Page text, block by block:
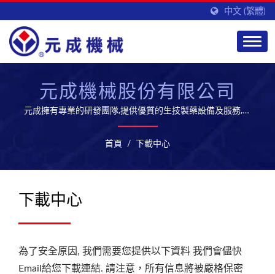
中文 (繁體)
元成機械股份有限公司
元成擁有專業的研發團隊,提供優質的生技製藥設備及服務,開
拓全球市場
首頁 / 下載中心
下載中心
為了安全原因, 我們需要您提供以下資料 我們會儘快
Email給您下載連結. 請注意，所有信息將被嚴格保密